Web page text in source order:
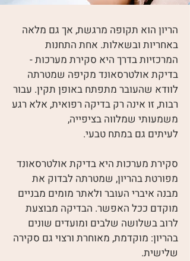
הריון הוא תקופה מרגשת, אך גם מלאה
באחריות ובשאלות. אחת התחנות
המרכזיות בדרך היא סקירת מערכות -
בדיקת אולטרסאונד מקיפה שמטרתה
לוודא שהעובר מתפתח באופן תקין. עבור
רבות, זו אינה רק בדיקה רפואית, אלא רגע
משמעותי שמלווה בציפייה,
לעיתים גם במתח טבעי.
סקירת מערכות היא בדיקת אולטרסאונד
מפורטת בהריון, שמטרתה לבדוק את
מבנה איברי העובר ולאתר מומים מבניים
מוקדם ככל האפשר. הבדיקה מבוצעת
לרוב בשלושה שלבים ומועדים שונים
בהריון: מוקדמת, מאוחרת ורצוי גם סקירה
שלישית.